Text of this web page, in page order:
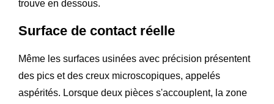
trouve en dessous.
Surface de contact réelle
Même les surfaces usinées avec précision présentent
des pics et des creux microscopiques, appelés
aspérités. Lorsque deux pièces s'accouplent, la zone